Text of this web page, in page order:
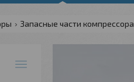
Запасные части компрессора